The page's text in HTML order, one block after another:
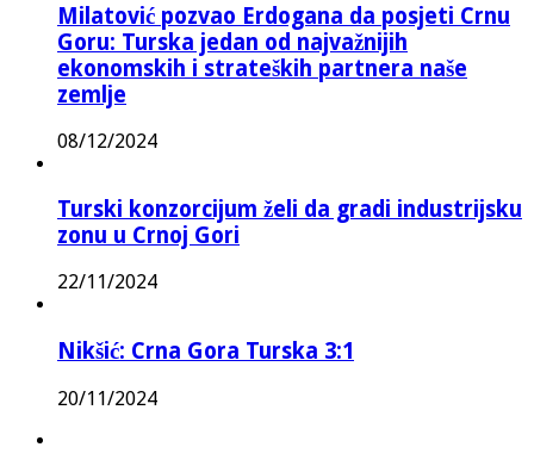
Milatović pozvao Erdogana da posjeti Crnu
Goru: Turska jedan od najvažnijih
ekonomskih i strateških partnera naše
zemlje
08/12/2024
Turski konzorcijum želi da gradi industrijsku
zonu u Crnoj Gori
22/11/2024
Nikšić: Crna Gora Turska 3:1
20/11/2024